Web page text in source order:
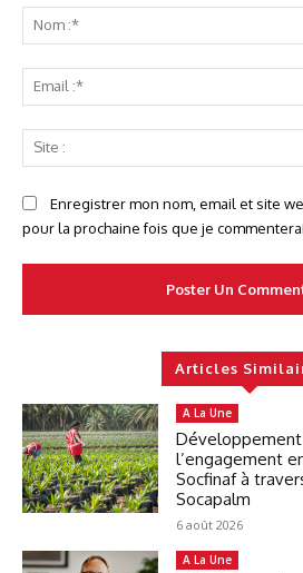
Enregistrer mon nom, email et site
pour la prochaine fois que je
Articles
A La Une
l’engagement
Socfinaf à
Socapalm
6 août 2026
A La Une